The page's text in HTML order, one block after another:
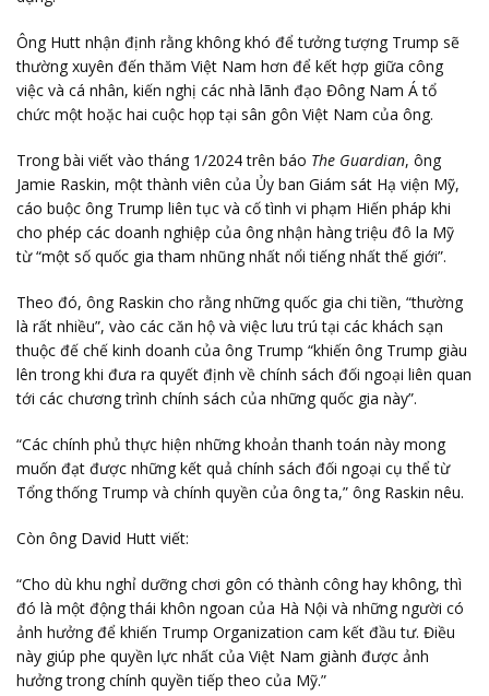
Ông Hutt nhận định rằng không khó để tưởng tượng Trump sẽ
thường xuyên đến thăm Việt Nam hơn để kết hợp giữa công
việc và cá nhân, kiến ​​nghị các nhà lãnh đạo Đông Nam Á tổ
chức một hoặc hai cuộc họp tại sân gôn Việt Nam của ông.
Trong bài viết vào tháng 1/2024 trên báo The Guardian, ông
Jamie Raskin, một thành viên của Ủy ban Giám sát Hạ viện Mỹ,
cáo buộc ông Trump liên tục và cố tình vi phạm Hiến pháp khi
cho phép các doanh nghiệp của ông nhận hàng triệu đô la Mỹ
từ “một số quốc gia tham nhũng nhất nổi tiếng nhất thế giới”.
Theo đó, ông Raskin cho rằng những quốc gia chi tiền, “thường
là rất nhiều”, vào các căn hộ và việc lưu trú tại các khách sạn
thuộc đế chế kinh doanh của ông Trump “khiến ông Trump giàu
lên trong khi đưa ra quyết định về chính sách đối ngoại liên quan
tới các chương trình chính sách của những quốc gia này”.
“Các chính phủ thực hiện những khoản thanh toán này mong
muốn đạt được những kết quả chính sách đối ngoại cụ thể từ
Tổng thống Trump và chính quyền của ông ta,” ông Raskin nêu.
Còn ông David Hutt viết:
“Cho dù khu nghỉ dưỡng chơi gôn có thành công hay không, thì
đó là một động thái khôn ngoan của Hà Nội và những người có
ảnh hưởng để khiến Trump Organization cam kết đầu tư. Điều
này giúp phe quyền lực nhất của Việt Nam giành được ảnh
hưởng trong chính quyền tiếp theo của Mỹ.”